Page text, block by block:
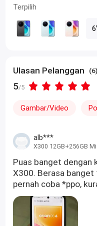
Terpilih
Ulasan Pelanggan (6)
5/5
Gambar/Video
alb***
X300 12GB+256GB
Puas banget dengan
X300. Berasa banget
pernah coba *ppo,